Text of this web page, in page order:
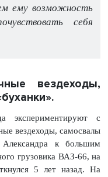
ему возможность
себя
вездеходы,
экспериментируют с
вездеходы, самосвалы
к большим
грузовика ВАЗ-66, на
5 лет назад. На